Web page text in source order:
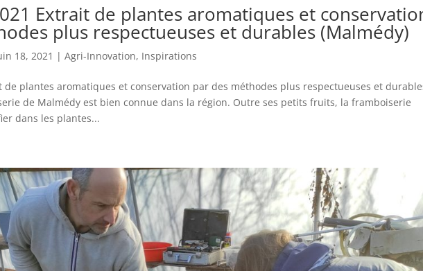
Extrait de plantes aromatiques et
plus respectueuses et durables (Malmédy)
18, 2021 |Agri-Innovation, Inspirations
de plantes aromatiques et conservation par des méthodes plus respectueuses et
de Malmédy est bien connue dans la région. Outre ses petits fruits, la framboiserie
dans les plantes...